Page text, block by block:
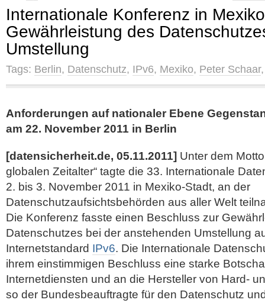
Internationale Konferenz in
Gewährleistung des
Umstellung
Tags: Berlin, Datenschutz, IPv6, Mexiko, Peter Schaar
Anforderungen auf nationaler Ebene
am 22. November 2011 in Berlin
[datensicherheit.de, 05.11.2011] Unter dem
globalen Zeitalter“ tagte die 33. Internationale
2. bis 3. November 2011 in Mexiko-Stadt, an der
Datenschutzaufsichtsbehörden aus aller Welt
Die Konferenz fasste einen Beschluss zur
Datenschutzes bei der anstehenden Umstellung
Internetstandard IPv6. Die Internationale
ihrem einstimmigen Beschluss eine starke
Internetdiensten und an die Hersteller von Hard-
so der Bundesbeauftragte für den Datenschutz